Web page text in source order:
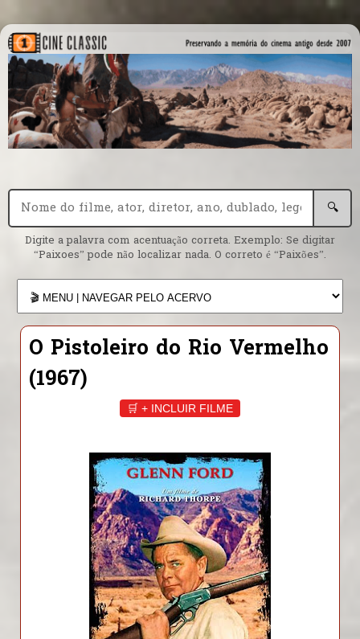
🔍
Digite a palavra com acentuação correta. Exemplo: Se digitar
“Paixoes” pode não localizar nada. O correto é “Paixões”.
O Pistoleiro do Rio Vermelho
(1967)
🛒 + INCLUIR FILME